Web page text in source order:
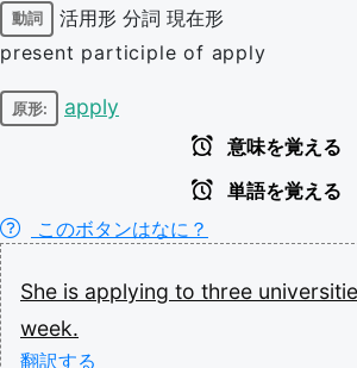
動詞 活用形 分詞 現在形
present participle of apply
原形: apply
意味を覚える
単語を覚える
このボタンはなに？
She is applying to three
week.
翻訳する